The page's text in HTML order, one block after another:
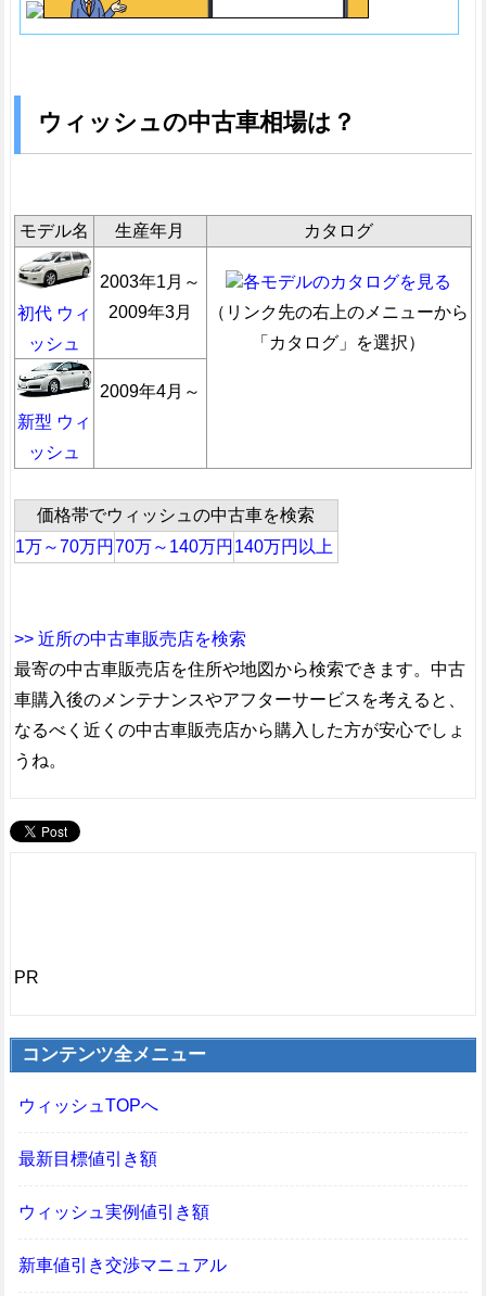
ウィッシュの中古車相場は？
モデル名 生産年月 カタログ
初代 ウィ
ッシュ
2003年1月～
2009年3月
各モデルのカタログを見る
（リンク先の右上のメニューから
「カタログ」を選択）
新型 ウィ
ッシュ
2009年4月～
価格帯でウィッシュの中古車を検索
1万～70万円 70万～140万円 140万円以上
>> 近所の中古車販売店を検索
最寄の中古車販売店を住所や地図から検索できます。中古
車購入後のメンテナンスやアフターサービスを考えると、
なるべく近くの中古車販売店から購入した方が安心でしょ
うね。
PR
コンテンツ全メニュー
ウィッシュTOPへ
最新目標値引き額
ウィッシュ実例値引き額
新車値引き交渉マニュアル